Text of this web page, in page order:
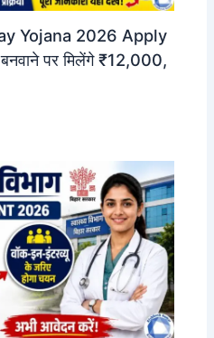
Yojana 2026 Apply
पर मिलेंगे ₹12,000,